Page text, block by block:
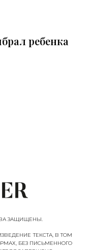
ребенка
ЗАЩИЩЕНЫ.
ТЕКСТА, В ТОМ
БЕЗ ПИСЬМЕННОГО